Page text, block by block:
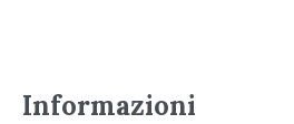
Informazioni